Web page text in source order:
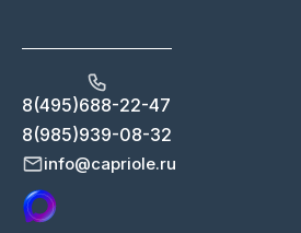
8(495)688-22-47
8(985)939-08-32
info@capriole.ru